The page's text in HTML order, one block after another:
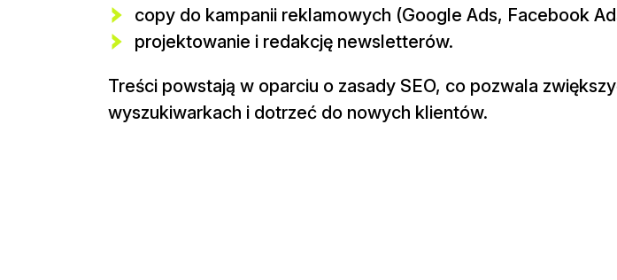
copy do kampanii reklamowych (Google Ads, Facebook
projektowanie i redakcję newsletterów.
Treści powstają w oparciu o zasady SEO, co pozwala
wyszukiwarkach i dotrzeć do nowych klientów.